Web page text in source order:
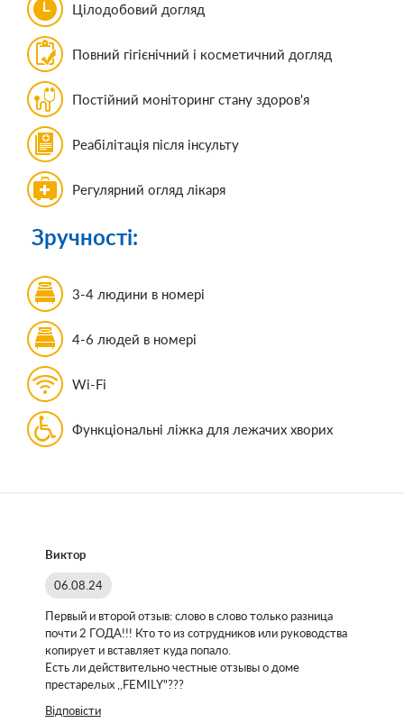
Цілодобовий догляд
Повний гігієнічний і косметичний догляд
Постійний моніторинг стану здоров'я
Реабілітація після інсульту
Регулярний огляд лікаря
Зручності:
3-4 людини в номері
4-6 людей в номері
Wi-Fi
Функціональні ліжка для лежачих хворих
Виктор
06.08.24
Первый и второй отзыв: слово в слово только разница
почти 2 ГОДА!!! Кто то из сотрудников или руководства
копирует и вставляет куда попало.
Есть ли действительно честные отзывы о доме
престарелых ,,FEMILY"???
Відповісти